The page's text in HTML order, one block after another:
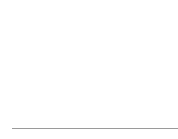
Tous nos prix sont T.T.C. Cependant, ils ne